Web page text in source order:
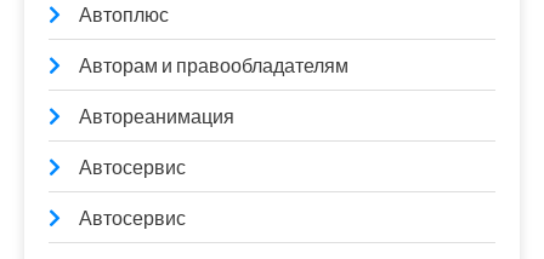
Автоплюс
Авторам и правообладателям
Автореанимация
Автосервис
Автосервис